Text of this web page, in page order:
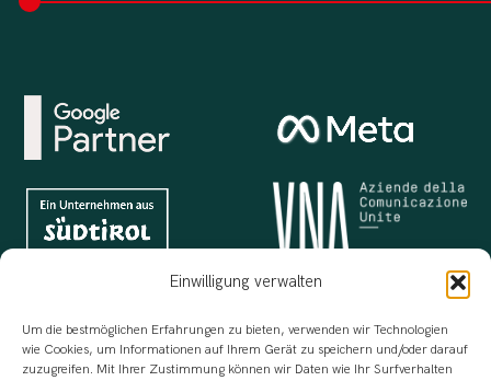
Einwilligung verwalten
Um die bestmöglichen Erfahrungen zu bieten, verwenden wir Technologien
wie Cookies, um Informationen auf Ihrem Gerät zu speichern und/oder darauf
zuzugreifen. Mit Ihrer Zustimmung können wir Daten wie Ihr Surfverhalten